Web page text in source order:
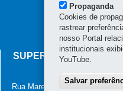
Navegação
principal
SUPERINTENDÊNCIA-
Rua Marechal Deodoro, 806,
Propaganda
Cookies de
rastrear
nosso Portal
institucionais
YouTube.
Salvar